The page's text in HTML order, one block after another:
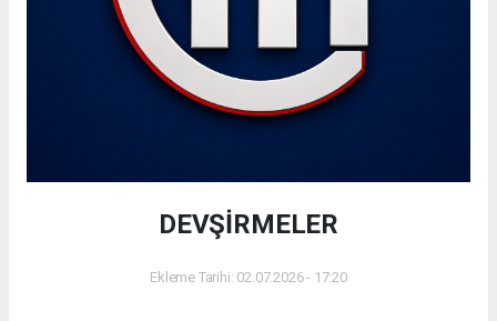
DEVŞİRMELER
Ekleme Tarihi: 02.07.2026 - 17:20